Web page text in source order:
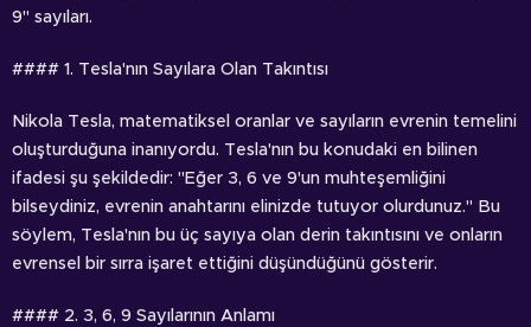
9" sayıları.
#### 1. Tesla'nın Sayılara Olan Takıntısı
Nikola Tesla, matematiksel oranlar ve sayıların evrenin temelini
oluşturduğuna inanıyordu. Tesla'nın bu konudaki en bilinen
ifadesi şu şekildedir: "Eğer 3, 6 ve 9'un muhteşemliğini
bilseydiniz, evrenin anahtarını elinizde tutuyor olurdunuz." Bu
söylem, Tesla'nın bu üç sayıya olan derin takıntısını ve onların
evrensel bir sırra işaret ettiğini düşündüğünü gösterir.
#### 2. 3, 6, 9 Sayılarının Anlamı